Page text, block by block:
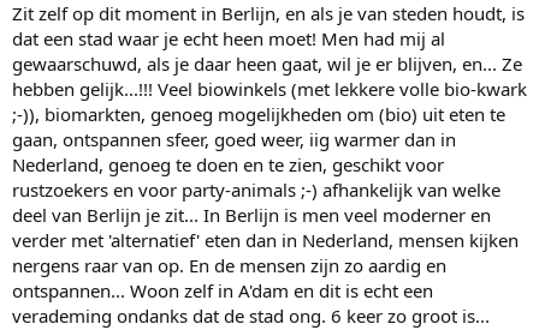
Zit zelf op dit moment in Berlijn, en als je van steden houdt, is
dat een stad waar je echt heen moet! Men had mij al
gewaarschuwd, als je daar heen gaat, wil je er blijven, en... Ze
hebben gelijk...!!! Veel biowinkels (met lekkere volle bio-kwark
;-)), biomarkten, genoeg mogelijkheden om (bio) uit eten te
gaan, ontspannen sfeer, goed weer, iig warmer dan in
Nederland, genoeg te doen en te zien, geschikt voor
rustzoekers en voor party-animals ;-) afhankelijk van welke
deel van Berlijn je zit... In Berlijn is men veel moderner en
verder met 'alternatief' eten dan in Nederland, mensen kijken
nergens raar van op. En de mensen zijn zo aardig en
ontspannen... Woon zelf in A'dam en dit is echt een
verademing ondanks dat de stad ong. 6 keer zo groot is...